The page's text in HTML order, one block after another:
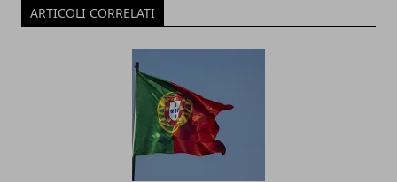
ARTICOLI CORRELATI